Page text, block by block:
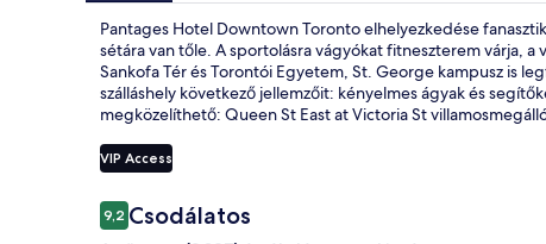
Pantages Hotel Downtown Toronto elhelyezkedése
sétára van tőle. A sportolásra vágyókat fitneszterem várja,
Sankofa Tér és Torontói Egyetem, St. George kampusz is
szálláshely következő jellemzőit: kényelmes ágyak és
megközelíthető: Queen St East at Victoria St
VIP Access
Értékelések
9,29,2 ennyiből: 10
Csodálatos